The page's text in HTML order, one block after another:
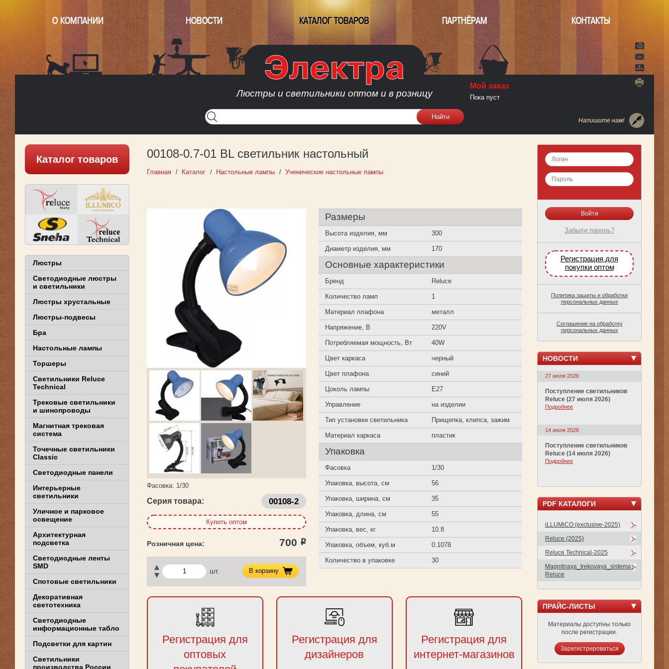
О КОМПАНИИ НОВОСТИ КАТАЛОГ ТОВАРОВ ПАРТНЁРАМ КОНТАКТЫ
Люстры и светильники оптом и в розницу
Написать нам
Карта
Напишите нам!
Мой заказ
Пока пуст
00108-0.7-01 BL светильник настольный
Главная Каталог Настольные лампы Ученические настольные лампы
Фасовка: 1/30
Серия товара: 00108-2
Купить оптом
700 Р
шт. В корзину
Размеры
Высота изделия, мм 300
Диаметр изделия, мм 170
Основные характеристики
Бренд Reluce
Количество ламп 1
Материал плафона металл
Напряжение, В 220V
Потребляемая мощность, Вт 40W
Цвет каркаса черный
Цвет плафона синий
Цоколь лампы E27
Управление на изделии
Тип установки светильника Прищепка, клипса, зажим
Материал каркаса пластик
Упаковка
Фасовка 1/30
Упаковка, высота, см 56
Упаковка, ширина, см 35
Упаковка, длина, см 55
Упаковка, вес, кг 10.8
Упаковка, объем, куб.м 0.1078
Количество в упаковке 30
Регистрация для
оптовых
Регистрация для
дизайнеров
Регистрация для
интернет-магазинов
Каталог товаров
Люстры
Светодиодные люстры
и светильники
Люстры хрустальные
Люстры-подвесы
Бра
Настольные лампы
Торшеры
Светильники Reluce
Technical
Трековые светильники
и шинопроводы
Магнитная трековая
система
Точечные светильники
Classic
Светодиодные панели
Интерьерные
светильники
Уличное и парковое
освещение
Архитектурная
подсветка
Светодиодные ленты
SMD
Спотовые светильники
Декоративная
светотехника
Светодиодные
информационные табло
Подсветки для картин
Светильники
производства России
Забыли пароль?
Регистрация для
покупки оптом
Политика защиты и обработки
персональных данных
Соглашение на обработку
персональных данных
НОВОСТИ
27 июля 2026
Поступление светильников
Reluce (27 июля 2026)
Подробнее
14 июля 2026
Поступление светильников
Reluce (14 июля 2026)
Подробнее
PDF КАТАЛОГИ
iLLUMiCO (exclusive-2025)
Reluce (2025)
Reluce Technical-2025
Magnitnaya_trekovaya_sistema-
Reluce
ПРАЙС-ЛИСТЫ
Материалы доступны только
после регистрации.
Зарегистрироваться